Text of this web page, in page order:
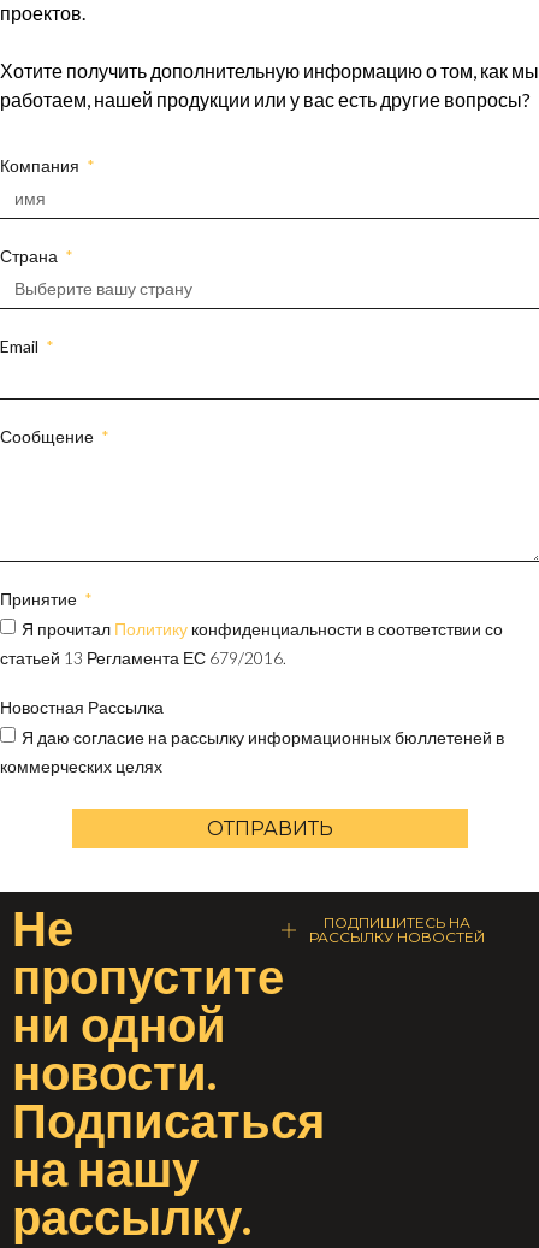
проектов.
Хотите получить дополнительную информацию о том, как мы
работаем, нашей продукции или у вас есть другие вопросы?
Компания
Страна
Email
Сообщение
Принятие
Я прочитал Политику конфиденциальности в соответствии со
статьей 13 Регламента ЕС 679/2016.
Новостная Рассылка
Я даю согласие на рассылку информационных бюллетеней в
коммерческих целях
ОТПРАВИТЬ
Не
пропустите
ни одной
новости.
Подписаться
нанашу
рассылку.
ПОДПИШИТЕСЬ НА
РАССЫЛКУ НОВОСТЕЙ